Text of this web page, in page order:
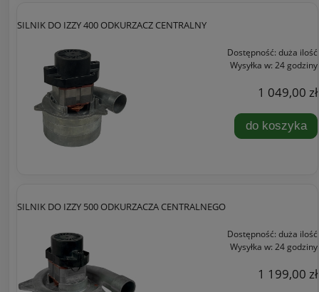
SILNIK DO IZZY 400 ODKURZACZ CENTRALNY
Dostępność: duża ilość
Wysyłka w: 24 godziny
1 049,00 zł
do koszyka
SILNIK DO IZZY 500 ODKURZACZA CENTRALNEGO
Dostępność: duża ilość
Wysyłka w: 24 godziny
1 199,00 zł